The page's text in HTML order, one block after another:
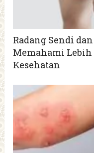
Radang Sendi
Memahami
Kesehatan